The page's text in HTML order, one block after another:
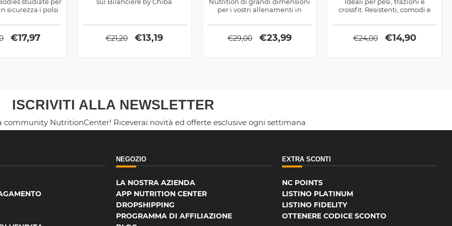
studiate per
sicurezza i polsi
€17,97
sul Bilanciere by Chiba
€21,20 €13,19
Nutrition di grandi dimensioni
per i vostri allenamenti in
€29,00 €23,99
Ideali per pesi, trazioni e
crossfit. Resistenti, comodi e
€24,00 €14,90
ISCRIVITI ALLA NEWSLETTER
community NutritionCenter! Riceverai novità ed offerte esclusive ogni settimana
NEGOZIO
LA NOSTRA AZIENDA
APP NUTRITION CENTER
DROPSHIPPING
PROGRAMMA DI AFFILIAZIONE
EXTRA SCONTI
NC POINTS
LISTINO PLATINUM
LISTINO FIDELITY
OTTENERE CODICE SCONTO